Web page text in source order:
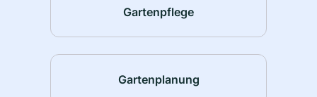
Gartenpflege
Gartenplanung